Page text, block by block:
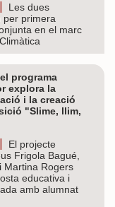
Les dues
per primera
en el marc
programa
explora la
i la creació
"Slime, llim,
El projecte
Frigola Bagué,
Martina Rogers
educativa i
amb alumnat